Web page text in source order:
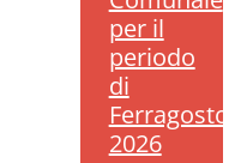
per il
periodo
di
Ferragosto
2026